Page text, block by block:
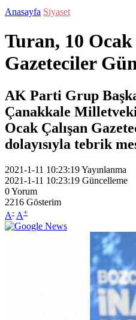
Anasayfa Siyaset
Turan, 10 Ocak
Gazeteciler
AK Parti Grup
Çanakkale
Ocak Çalışan
dolayısıyla tebrik
2021-1-11 10:23:19Yayınlanma
2021-1-11 10:23:19 Güncelleme
0Yorum
2216 Gösterim
A- A+